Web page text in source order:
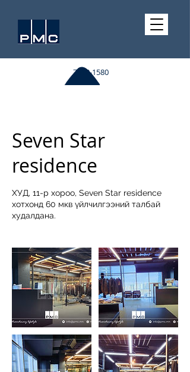
7510-1580
Seven Star
residence
ХУД, 11-р хороо, Seven Star residence
хотхонд 60 мкв үйлчилгээний талбай
худалдана.